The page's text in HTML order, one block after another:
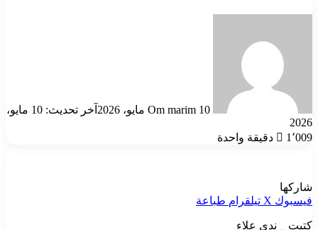
Om marim 10 مايو، 2026
آخر تحديث: 10 مايو،
2026
1٬009
دقيقة واحدة
شاركها
فيسبوك ‫X تيلقرام طباعة
كتبت _ ندى علاء